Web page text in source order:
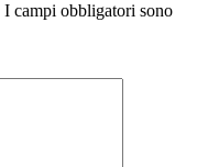
I campi obbligatori sono